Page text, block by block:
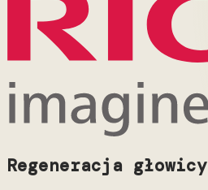
Regeneracja głowicy